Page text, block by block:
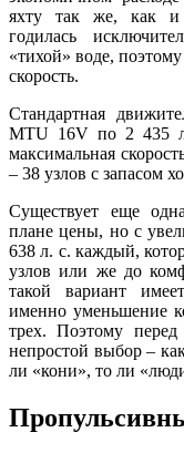
яхту так же, как и
годилась
«тихой» воде,
скорость.
Стандартная
MTU 16V по 2 435
максимальная
– 38 узлов с запасом
Существует еще
плане цены, но с
638 л. с. каждый,
узлов или же до
такой вариант
именно уменьшение
трех. Поэтому
непростой выбор –
ли «кони», то ли